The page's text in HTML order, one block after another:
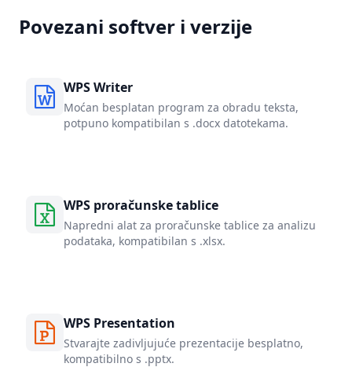
Povezani softver i verzije
WPS Writer
Moćan besplatan program za obradu teksta,
potpuno kompatibilan s .docx datotekama.
WPS proračunske tablice
Napredni alat za proračunske tablice za analizu
podataka, kompatibilan s .xlsx.
WPS Presentation
Stvarajte zadivljujuće prezentacije besplatno,
kompatibilno s .pptx.